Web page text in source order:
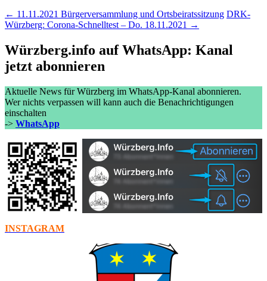
← 11.11.2021 Bürgerversammlung und Ortsbeiratssitzung DRK-
Würzberg: Corona-Schnelltest – Do. 18.11.2021 →
Würzberg.info auf WhatsApp: Kanal
jetzt abonnieren
Aktuelle News für Würzberg im WhatsApp-Kanal abonnieren.
Wer nichts verpassen will kann auch die Benachrichtigungen
einschalten
-> WhatsApp
INSTAGRAM